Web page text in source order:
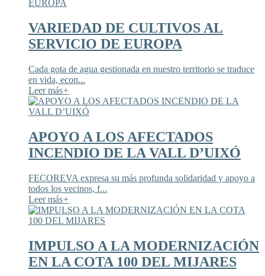
VARIEDAD DE CULTIVOS AL
SERVICIO DE EUROPA
Cada gota de agua gestionada en nuestro territorio se traduce
en vida, econ...
Leer más+
APOYO A LOS AFECTADOS
INCENDIO DE LA VALL D’UIXÓ
FECOREVA expresa su más profunda solidaridad y apoyo a
todos los vecinos, f...
Leer más+
IMPULSO A LA MODERNIZACIÓN
EN LA COTA 100 DEL MIJARES